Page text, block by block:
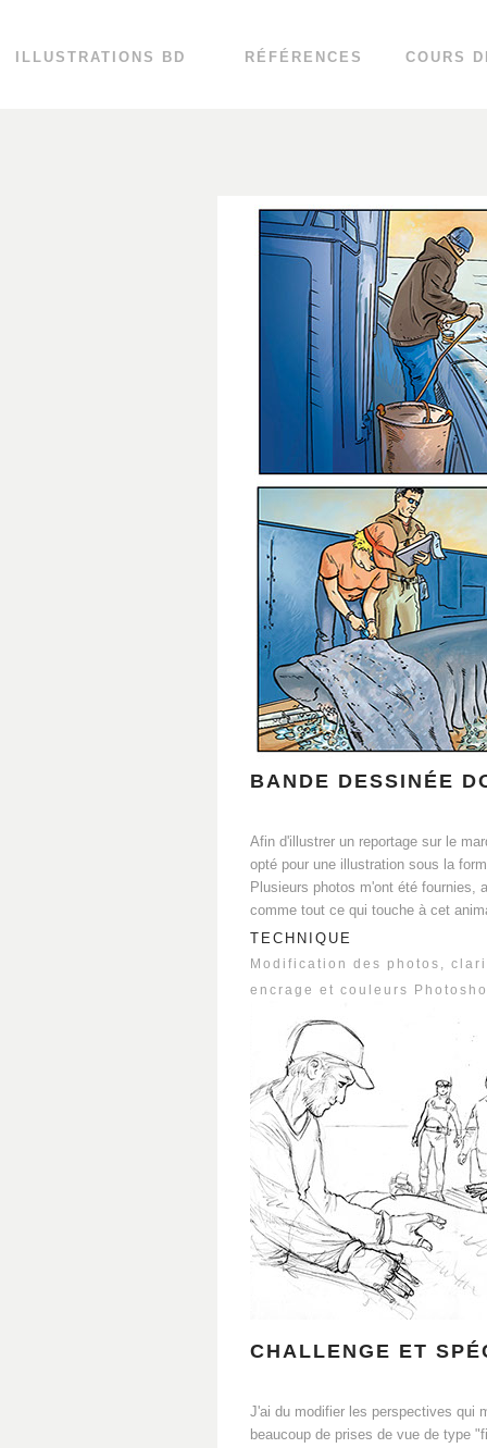
RÉFÉRENCES COURS
ILLUSTRATIONS BD
BANDE DESSINÉE
Afin d'illustrer un reportage sur le
opté pour une illustration sous la
Plusieurs photos m'ont été fournies,
comme tout ce qui touche à cet
TECHNIQUE
Modification des photos,
encrage et couleurs
CHALLENGE ET
J'ai du modifier les perspectives qui
beaucoup de prises de vue de type